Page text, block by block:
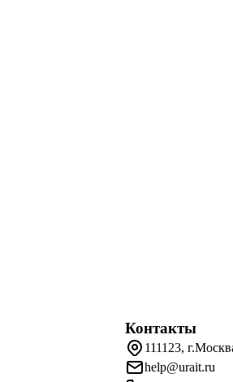
Контакты
111123,
help@urait.ru